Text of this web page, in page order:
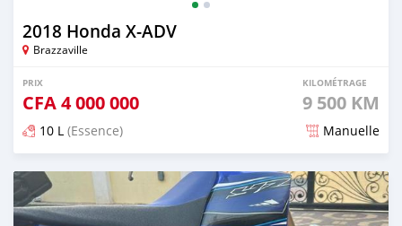
2018 Honda X-ADV
Brazzaville
PRIX
CFA4 000 000
KILOMÉTRAGE
9 500 KM
10 L (Essence) Manuelle
Publié il y a presque 2 ans